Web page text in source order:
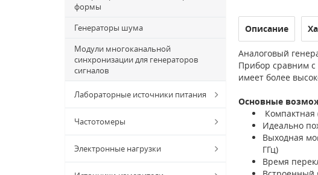
формы
Генераторы шума
Модули многоканальной
синхронизации для генераторов
сигналов
Лабораторные источники питания
Частотомеры
Электронные нагрузки
Описание
Аналоговый
Прибор сравним
имеет более
Основные
Компактная
Идеально
Выходная
ГГц)
Время